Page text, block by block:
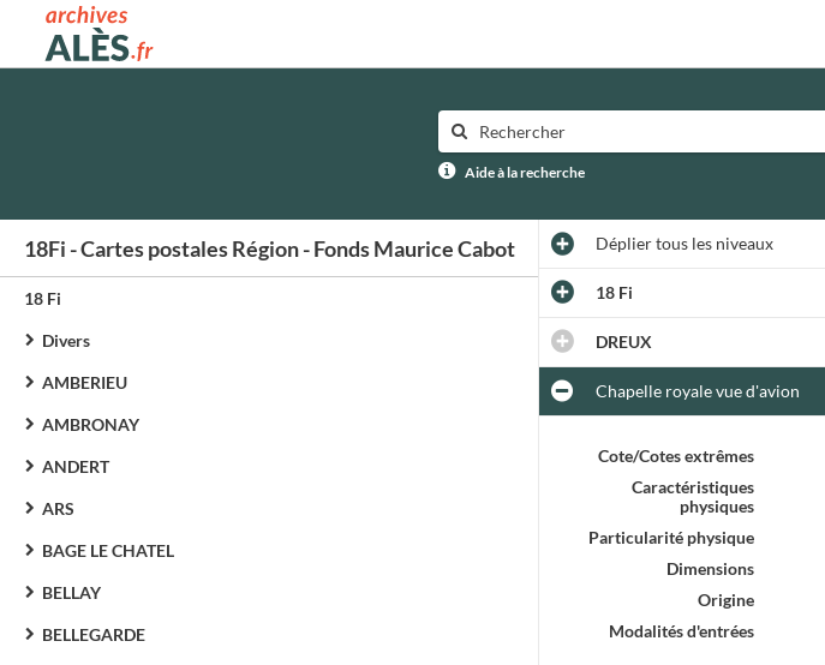
Archives municipales d'Alès
Aide à la recherche
18Fi - Cartes postales Région - Fonds Maurice Cabot
18 Fi
Divers
AMBERIEU
AMBRONAY
ANDERT
ARS
BAGE LE CHATEL
BELLAY
BELLEGARDE
Dépliertous les niveaux
18 Fi
DREUX
Chapelle royale vue d'avion
Cote/Cotes extrêmes
Caractéristiques
physiques
Particularité physique
Dimensions
Origine
Modalités d'entrées